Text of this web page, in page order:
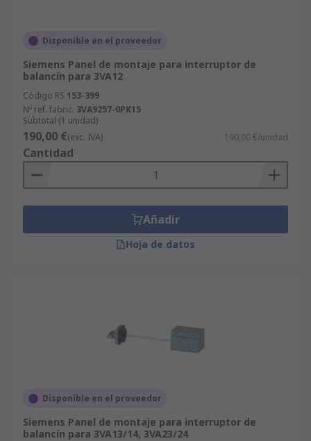
Disponible en el proveedor
Siemens Panel de montaje para interruptor de
balancín para 3VA12
Código RS 153-399
Nº ref. fabric. 3VA9257-0PK15
Subtotal (1 unidad)
190,00 €(exc. IVA) 190,00 €/unidad
Cantidad
Añadir
Hoja de datos
Disponible en el proveedor
Siemens Panel de montaje para interruptor de
balancín para 3VA13/14, 3VA23/24